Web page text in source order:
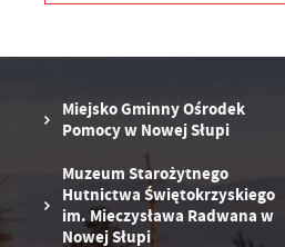
Miejsko Gminny Ośrodek
Pomocy w Nowej Słupi
Muzeum Starożytnego
Hutnictwa Świętokrzyskiego
im. Mieczysława Radwana w
Nowej Słupi